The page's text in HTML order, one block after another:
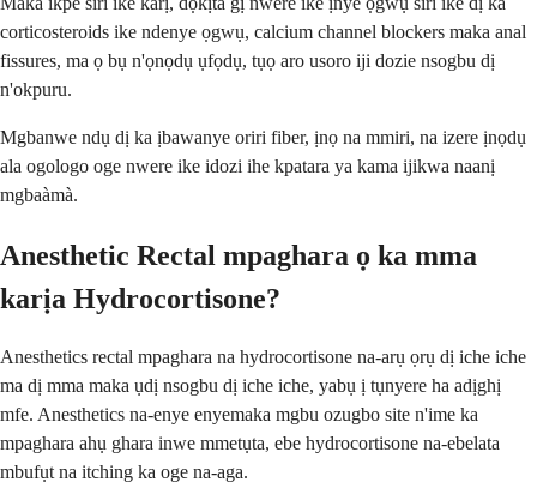
corticosteroids ike ndenye ọgwụ, calcium channel blockers maka anal
fissures, ma ọ bụ n'ọnọdụ ụfọdụ, tụọ aro usoro iji dozie nsogbu dị
n'okpuru.
Mgbanwe ndụ dị ka ịbawanye oriri fiber, ịnọ na mmiri, na izere ịnọdụ
ala ogologo oge nwere ike idozi ihe kpatara ya kama ijikwa naanị
mgbaàmà.
Anesthetic Rectal mpaghara ọ ka mma
karịa Hydrocortisone?
Anesthetics rectal mpaghara na hydrocortisone na-arụ ọrụ dị iche iche
ma dị mma maka ụdị nsogbu dị iche iche, yabụ ị tụnyere ha adịghị
mfe. Anesthetics na-enye enyemaka mgbu ozugbo site n'ime ka
mpaghara ahụ ghara inwe mmetụta, ebe hydrocortisone na-ebelata
mbufụt na itching ka oge na-aga.